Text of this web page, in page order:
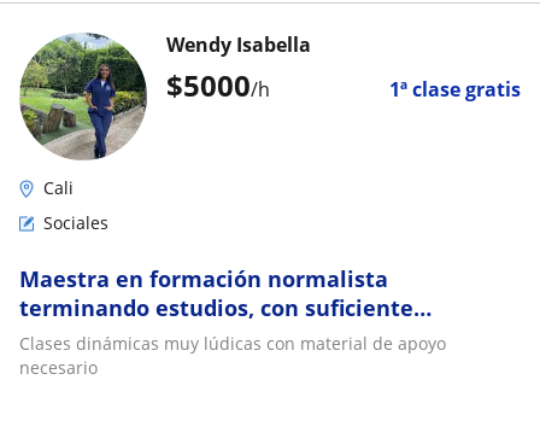
$5000/h 1ª clase gratis
Wendy Isabella
Cali
Sociales
Maestra en formación normalista
terminando estudios, con suficiente
conocimiento en la pedagogía infantil
Clases dinámicas muy lúdicas con material de apoyo
necesario